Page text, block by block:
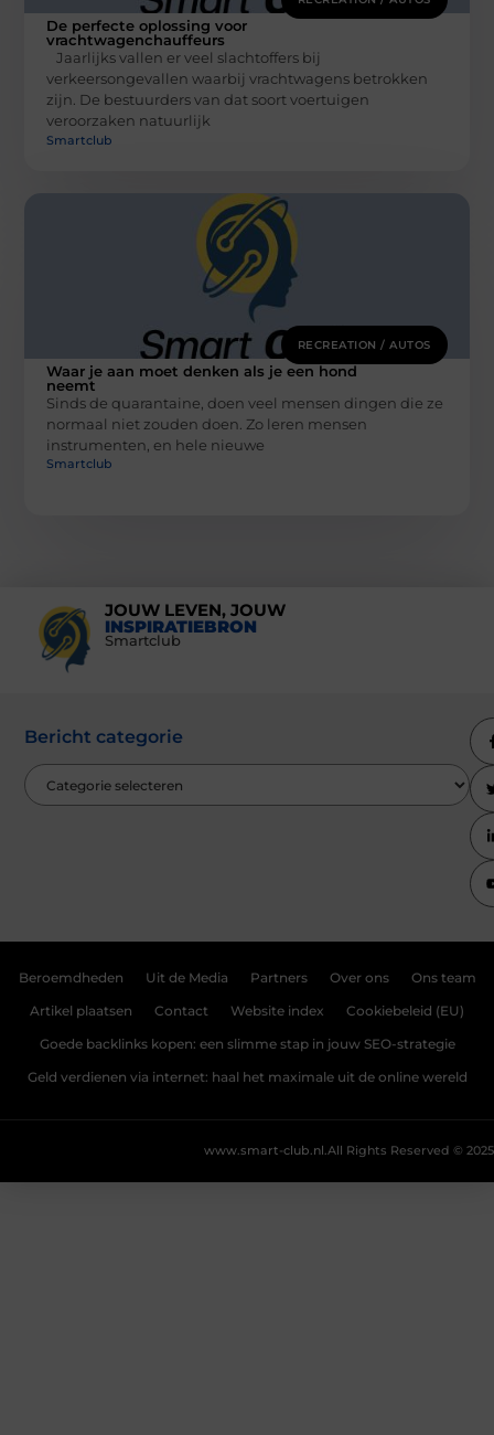
De perfecte oplossing voor
vrachtwagenchauffeurs
Jaarlijks vallen er veel slachtoffers bij
verkeersongevallen waarbij vrachtwagens betrokken
zijn. De bestuurders van dat soort voertuigen
veroorzaken natuurlijk
Smartclub
RECREATION / AUTOS
Waar je aan moet denken als je een hond
neemt
Sinds de quarantaine, doen veel mensen dingen die ze
normaal niet zouden doen. Zo leren mensen
instrumenten, en hele nieuwe
Smartclub
JOUW LEVEN, JOUW
INSPIRATIEBRON
Smartclub
Bericht categorie
Beroemdheden Uit de Media Partners Over ons Ons team
Artikel plaatsen Contact Website index Cookiebeleid (EU)
Goede backlinks kopen: een slimme stap in jouw SEO-strategie
Geld verdienen via internet: haal het maximale uit de online wereld
All Rights Reserved © 2025
www.smart-club.nl.